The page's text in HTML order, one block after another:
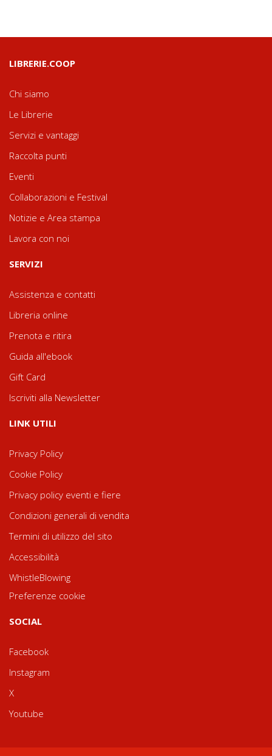
LIBRERIE.COOP
Chi siamo
Le Librerie
Servizi e vantaggi
Raccolta punti
Eventi
Collaborazioni e Festival
Notizie e Area stampa
Lavora con noi
SERVIZI
Assistenza e contatti
Libreria online
Prenota e ritira
Guida all'ebook
Gift Card
Iscriviti alla Newsletter
LINK UTILI
Privacy Policy
Cookie Policy
Privacy policy eventi e fiere
Condizioni generali di vendita
Termini di utilizzo del sito
Accessibilità
WhistleBlowing
Preferenze cookie
SOCIAL
Facebook
Instagram
X
Youtube